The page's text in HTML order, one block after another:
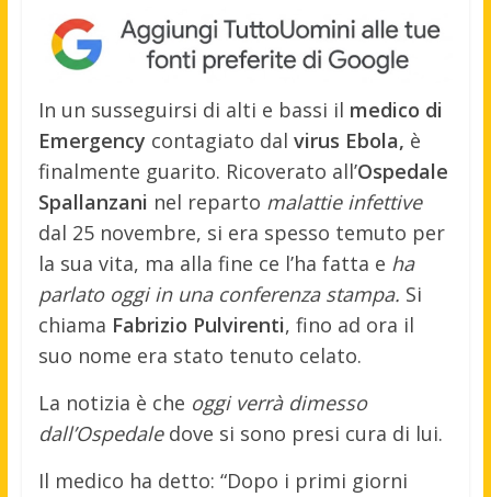
In un susseguirsi di alti e bassi il medico di
Emergency contagiato dal virus Ebola, è
finalmente guarito. Ricoverato all’Ospedale
Spallanzani nel reparto malattie infettive
dal 25 novembre, si era spesso temuto per
la sua vita, ma alla fine ce l’ha fatta e ha
parlato oggi in una conferenza stampa. Si
chiama Fabrizio Pulvirenti, fino ad ora il
suo nome era stato tenuto celato.
La notizia è che oggi verrà dimesso
dall’Ospedaledove si sono presi cura di lui.
Il medico ha detto: “Dopo i primi giorni